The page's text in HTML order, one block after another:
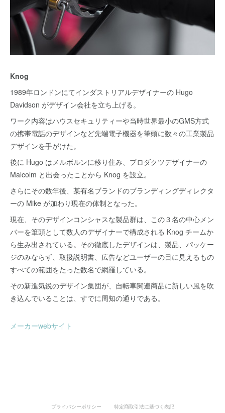
Knog
1989年ロンドンにてインダストリアルデザイナーの Hugo
Davidson がデザイン会社を立ち上げる。
ワーク内容はハウスセキュリティーや当時世界最小のGMS方式
の携帯電話のデザインなど先端電子機器を筆頭に数々の工業製品
デザインを手がけた。
後に Hugo はメルボルンに移り住み、プロダクツデザイナーの
Malcolm と出会ったことから Knog を設立。
さらにその数年後、某有名ブランドのブランディングディレクタ
ーの Mike が加わり現在の体制となった。
現在、そのデザインコンシャスな製品群は、この３名の中心メン
バーを筆頭として数人のデザイナーで構成される Knog チームか
ら生み出されている。その徹底したデザインは、製品、パッケー
ジのみならず、取扱説明書、広告などユーザーの目に見えるもの
すべての範囲をたった数名で網羅している。
その新進気鋭のデザイン集団が、自転車関連商品に新しい風を吹
き込んでいることは、すでに周知の通りである。
メーカーwebサイト
プライバシーポリシー 特定商取引法に基づく表記